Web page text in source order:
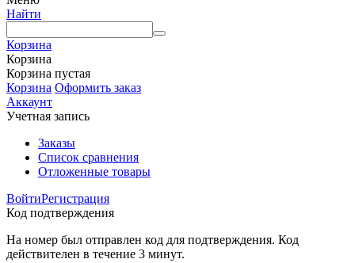
Найти
Корзина
Корзина
Корзина пустая
Корзина Оформить заказ
Аккаунт
Учетная запись
Заказы
Список сравнения
Отложенные товары
ВойтиРегистрация
Код подтверждения
На номер был отправлен код для подтверждения. Код
действителен в течение 3 минут.